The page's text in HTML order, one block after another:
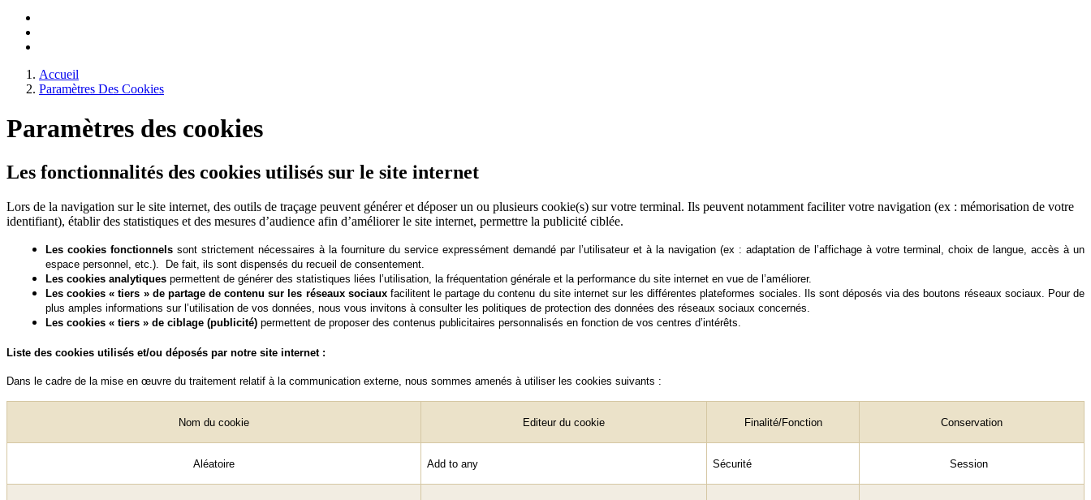
Accueil
Paramètres Des Cookies
Paramètres des cookies
Les fonctionnalités des cookies utilisés sur le site internet
Lors de la navigation sur le site internet, des outils de traçage peuvent générer et déposer un ou plusieurs cookie(s) sur votre terminal. Ils peuvent notamment faciliter votre navigation (ex : mémorisation de votre
identifiant), établir des statistiques et des mesures d’audience afin d’améliorer le site internet, permettre la publicité ciblée.
Les cookies fonctionnels sont strictement nécessaires à la fourniture du service expressément demandé par l’utilisateur et à la navigation (ex : adaptation de l’affichage à votre terminal, choix de langue, accès à un
espace personnel, etc.). De fait, ils sont dispensés du recueil de consentement.
Les cookies analytiques permettent de générer des statistiques liées l’utilisation, la fréquentation générale et la performance du site internet en vue de l’améliorer.
Les cookies « tiers » de partage de contenu sur les réseaux sociaux facilitent le partage du contenu du site internet sur les différentes plateformes sociales. Ils sont déposés via des boutons réseaux sociaux. Pour de
plus amples informations sur l’utilisation de vos données, nous vous invitons à consulter les politiques de protection des données des réseaux sociaux concernés.
Les cookies « tiers » de ciblage (publicité) permettent de proposer des contenus publicitaires personnalisés en fonction de vos centres d’intérêts.
Liste des cookies utilisés et/ou déposés par notre site internet :
Dans le cadre de la mise en œuvre du traitement relatif à la communication externe, nous sommes amenés à utiliser les cookies suivants :
Nom du cookie Editeur du cookie Finalité/Fonction Conservation
Aléatoire Add to any Sécurité Session